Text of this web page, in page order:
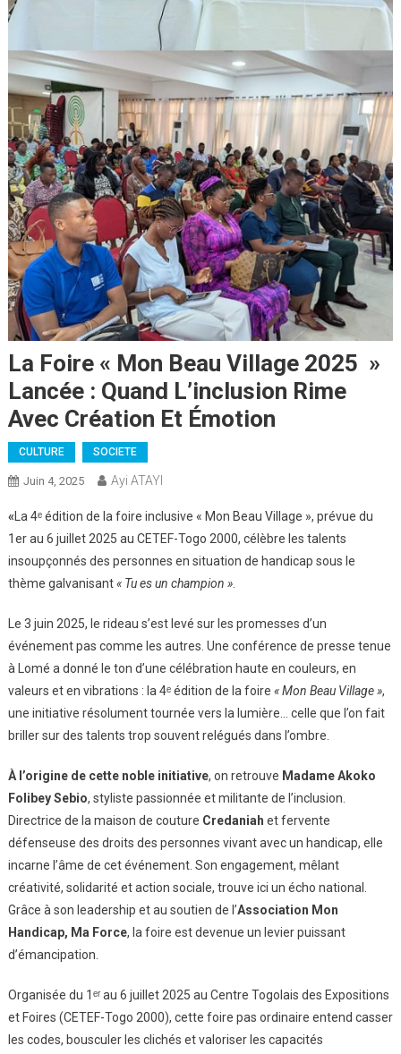
La Foire « Mon Beau Village 2025 »
Lancée : Quand L’inclusion Rime
Avec Création Et Émotion
CULTURE SOCIETE
Juin 4, 2025 Ayi ATAYI
«La 4ᵉ édition de la foire inclusive « Mon Beau Village », prévue du
1er au 6 juillet 2025 au CETEF-Togo 2000, célèbre les talents
insoupçonnés des personnes en situation de handicap sous le
thème galvanisant« Tu es un champion ».
Le 3 juin 2025, le rideau s’est levé sur les promesses d’un
événement pas comme les autres. Une conférence de presse tenue
à Lomé a donné le ton d’une célébration haute en couleurs, en
valeurs et en vibrations : la 4ᵉ édition de la foire « Mon Beau Village »,
une initiative résolument tournée vers la lumière… celle que l’on fait
briller sur des talents trop souvent relégués dans l’ombre.
À l’origine de cette noble initiative, on retrouve Madame Akoko
Folibey Sebio, styliste passionnée et militante de l’inclusion.
Directrice de la maison de couture Credaniah et fervente
défenseuse des droits des personnes vivant avec un handicap, elle
incarne l’âme de cet événement. Son engagement, mêlant
créativité, solidarité et action sociale, trouve ici un écho national.
Grâce à son leadership et au soutien de l’Association Mon
Handicap, Ma Force, la foire est devenue un levier puissant
d’émancipation.
Organisée du 1ᵉʳ au 6 juillet 2025 au Centre Togolais des Expositions
et Foires (CETEF-Togo 2000), cette foire pas ordinaire entend casser
les codes, bousculer les clichés et valoriser les capacités